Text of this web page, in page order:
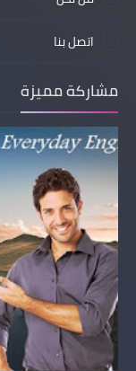
اتصل بنا
مشاركة مميزة